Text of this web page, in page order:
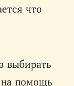
что
выбирать
на помощь